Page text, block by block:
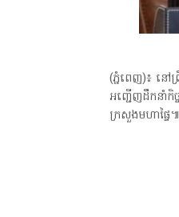
(ភ្នំពេញ)៖ នៅព្
អញ្ជើញដឹកនាំកិច្
ក្រសួងមហាផ្ទៃ៕